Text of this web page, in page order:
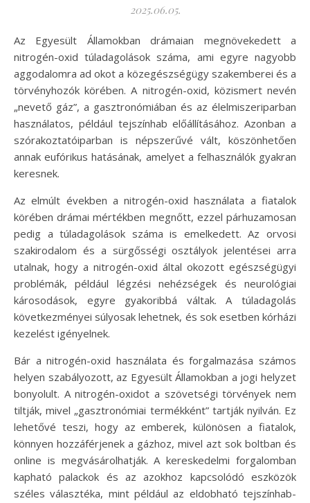
2025.06.05.
Az Egyesült Államokban drámaian megnövekedett a
nitrogén-oxid túladagolások száma, ami egyre nagyobb
aggodalomra ad okot a közegészségügy szakemberei és a
törvényhozók körében. A nitrogén-oxid, közismert nevén
„nevető gáz”, a gasztronómiában és az élelmiszeriparban
használatos, például tejszínhab előállításához. Azonban a
szórakoztatóiparban is népszerűvé vált, köszönhetően
annak eufórikus hatásának, amelyet a felhasználók gyakran
keresnek.
Az elmúlt években a nitrogén-oxid használata a fiatalok
körében drámai mértékben megnőtt, ezzel párhuzamosan
pedig a túladagolások száma is emelkedett. Az orvosi
szakirodalom és a sürgősségi osztályok jelentései arra
utalnak, hogy a nitrogén-oxid által okozott egészségügyi
problémák, például légzési nehézségek és neurológiai
károsodások, egyre gyakoribbá váltak. A túladagolás
következményei súlyosak lehetnek, és sok esetben kórházi
kezelést igényelnek.
Bár a nitrogén-oxid használata és forgalmazása számos
helyen szabályozott, az Egyesült Államokban a jogi helyzet
bonyolult. A nitrogén-oxidot a szövetségi törvények nem
tiltják, mivel „gasztronómiai termékként” tartják nyilván. Ez
lehetővé teszi, hogy az emberek, különösen a fiatalok,
könnyen hozzáférjenek a gázhoz, mivel azt sok boltban és
online is megvásárolhatják. A kereskedelmi forgalomban
kapható palackok és az azokhoz kapcsolódó eszközök
széles választéka, mint például az eldobható tejszínhab-